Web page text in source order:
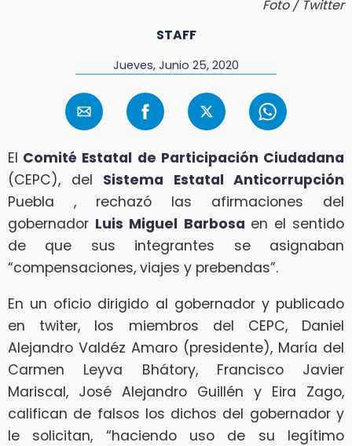
Foto / Twitter
STAFF
Jueves, Junio 25, 2020
El Comité Estatal de Participación Ciudadana
(CEPC), del Sistema Estatal Anticorrupción
Puebla , rechazó las afirmaciones del
gobernador Luis Miguel Barbosa en el sentido
de que sus integrantes se asignaban
“compensaciones, viajes y prebendas”.
En un oficio dirigido al gobernador y publicado
en twiter, los miembros del CEPC, Daniel
Alejandro Valdéz Amaro (presidente), María del
Carmen Leyva Bhátory, Francisco Javier
Mariscal, José Alejandro Guillén y Eira Zago,
califican de falsos los dichos del gobernador y
le solicitan, “haciendo uso de su legítimo